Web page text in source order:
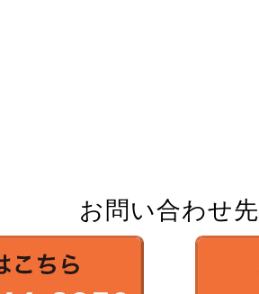
お問い合わせ先